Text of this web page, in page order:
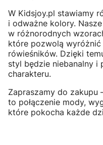
W Kidsjoy.pl stawiamy
i odważne kolory.
w różnorodnych
które pozwolą
rówieśników. Dzięki
styl będzie niebanalny i
charakteru.
Zapraszamy do zakupu
to połączenie mody,
które pokocha każde